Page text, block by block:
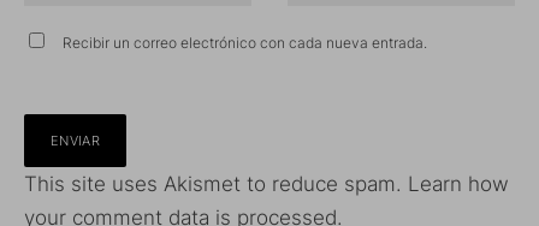
Recibir un correo electrónico con cada nueva entrada.
This site uses Akismet to reduce spam. Learn how
your comment data is processed.